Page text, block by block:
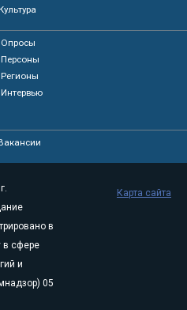
Опросы
Персоны
Регионы
Интервью
в
в сфере
и
05
Карта сайта